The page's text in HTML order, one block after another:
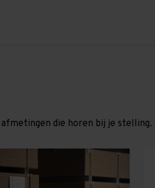
die horen bij je stelling.